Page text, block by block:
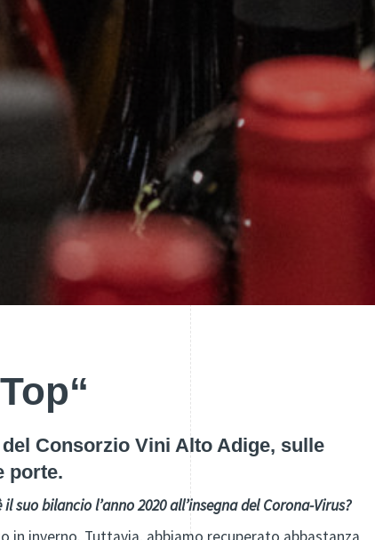
Consorzio Vini Alto Adige, sulle
porte.
bilancio l’anno 2020 all’insegna del Corona-Virus?